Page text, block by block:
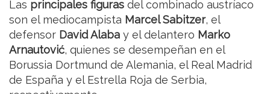
Las principales figuras del combinado austríaco
son el mediocampista Marcel Sabitzer, el
defensor David Alaba y el delantero Marko
Arnautović, quienes se desempeñan en el
Borussia Dortmund de Alemania, el Real Madrid
de España y el Estrella Roja de Serbia,